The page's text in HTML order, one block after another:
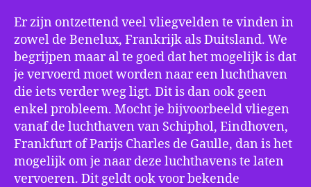
Er zijn ontzettend veel vliegvelden te vinden in
zowel de Benelux, Frankrijk als Duitsland. We
begrijpen maar al te goed dat het mogelijk is dat
je vervoerd moet worden naar een luchthaven
die iets verder weg ligt. Dit is dan ook geen
enkel probleem. Mocht je bijvoorbeeld vliegen
vanaf de luchthaven van Schiphol, Eindhoven,
Frankfurt of Parijs Charles de Gaulle, dan is het
mogelijk om je naar deze luchthavens te laten
vervoeren. Dit geldt ook voor bekende